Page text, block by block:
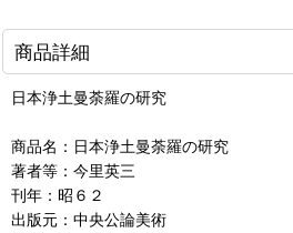
商品詳細
日本浄土曼荼羅の研究
商品名：日本浄土曼荼羅の研究
著者等：今里英三
刊年：昭６２
出版元：中央公論美術